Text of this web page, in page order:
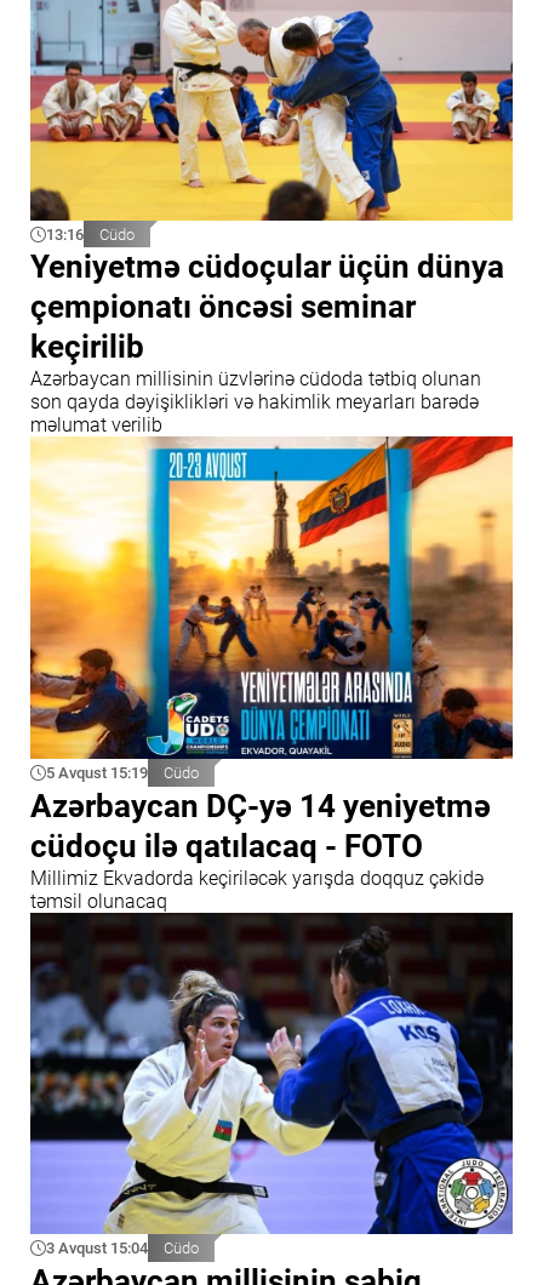
13:16 Cüdo
Yeniyetmə cüdoçular üçün dünya
çempionatı öncəsi seminar
keçirilib
Azərbaycan millisinin üzvlərinə cüdoda tətbiq olunan
son qayda dəyişiklikləri və hakimlik meyarları barədə
məlumat verilib
5 Avqust 15:19 Cüdo
Azərbaycan DÇ-yə 14 yeniyetmə
cüdoçu ilə qatılacaq - FOTO
Millimiz Ekvadorda keçiriləcək yarışda doqquz çəkidə
təmsil olunacaq
3 Avqust 15:04 Cüdo